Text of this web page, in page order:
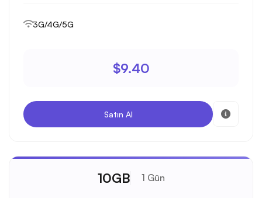
3G/4G/5G
$9.40
Satın Al
10GB 1 Gün